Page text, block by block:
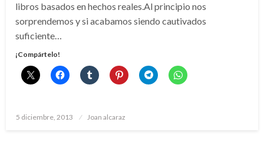
libros basados en hechos reales.Al principio nos
sorprendemos y si acabamos siendo cautivados
suficiente…
¡Compártelo!
Publicado
5 diciembre, 2013 Joan alcaraz